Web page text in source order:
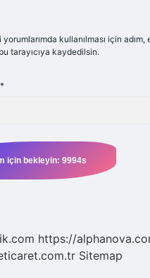
kullanılması için
tarayıcıya kaydedilsin.
*
https://
Sitemap